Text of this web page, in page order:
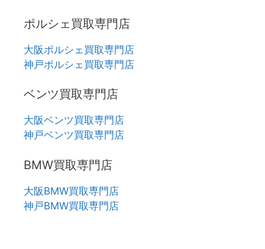
ポルシェ買取専門店
大阪ポルシェ買取専門店
神戸ポルシェ買取専門店
ベンツ買取専門店
大阪ベンツ買取専門店
神戸ベンツ買取専門店
BMW買取専門店
大阪BMW買取専門店
神戸BMW買取専門店